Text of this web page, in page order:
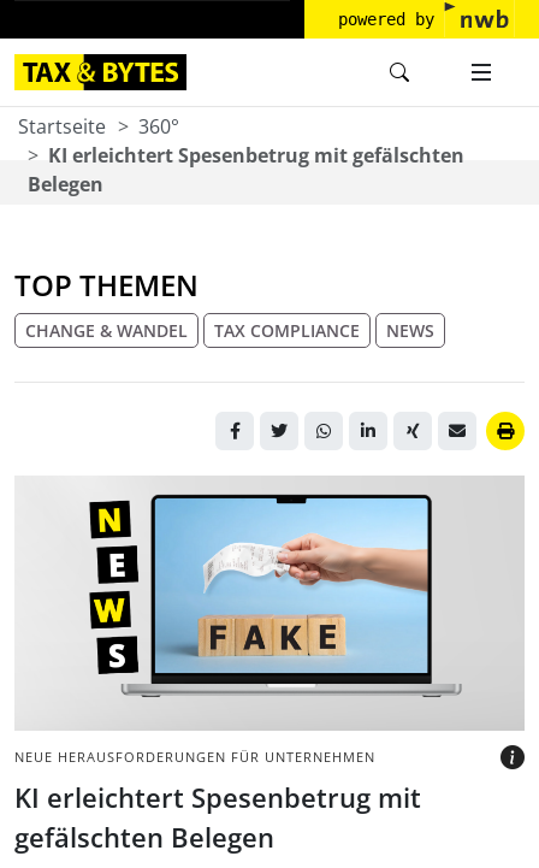
powered by
Startseite
360°
KI erleichtert Spesenbetrug mit gefälschten
Belegen
TOP THEMEN
CHANGE & WANDEL TAX COMPLIANCE NEWS
NEUE HERAUSFORDERUNGEN FÜR UNTERNEHMEN
KI erleichtert Spesenbetrug mit
gefälschten Belegen
Holzklötzen mit dem Wort
Fake vor blauem
Hintergrund
BILD: @EUGENE ZVONKOV,
GETTY IMAGES VIA CANVA.COM